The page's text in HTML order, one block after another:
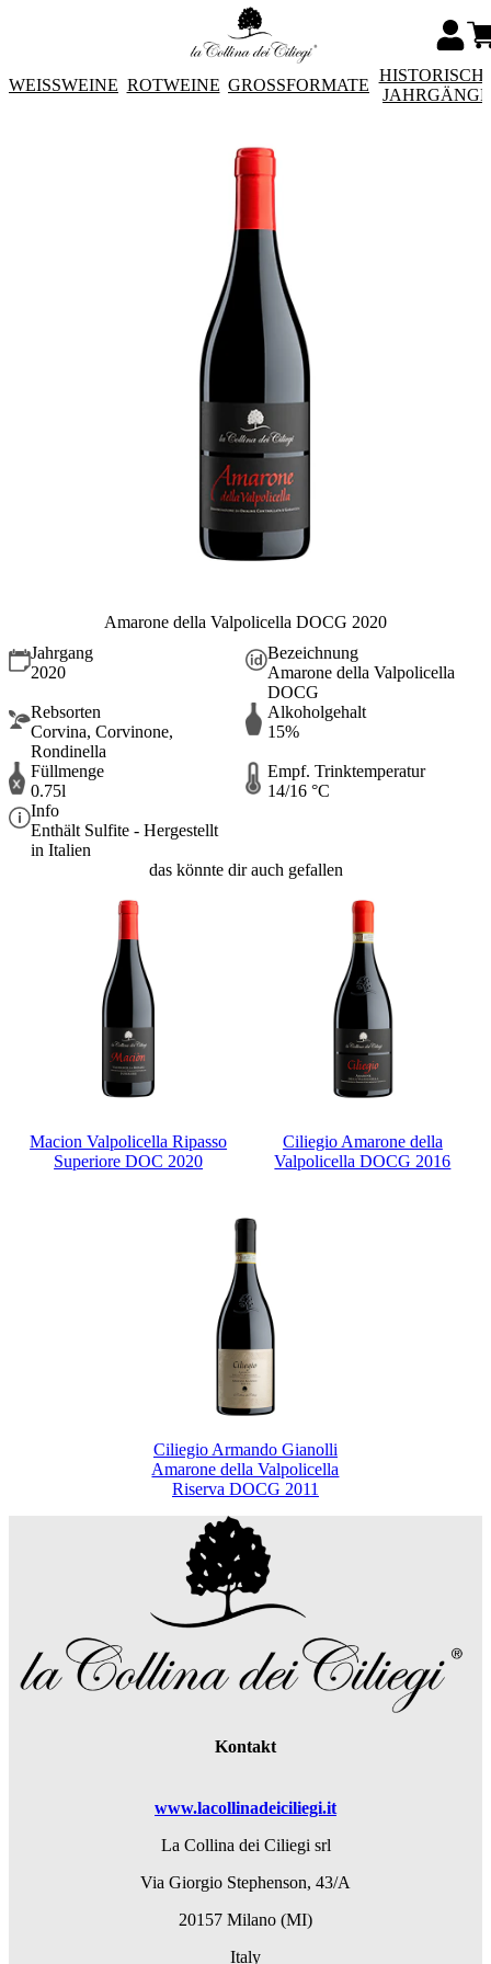
WEISSWEINE ROTWEINE GROSSFORMATE
JAHRGÄNGE
Amarone della Valpolicella DOCG 2020
Jahrgang
2020
Bezeichnung
Amarone della Valpolicella
DOCG
Rebsorten
Corvina, Corvinone,
Rondinella
Alkoholgehalt
15%
Füllmenge
0.75l
Empf. Trinktemperatur
14/16 °C
Info
Enthält Sulfite - Hergestellt
in Italien
das könnte dir auch gefallen
Macion Valpolicella Ripasso
Superiore DOC 2020
Ciliegio Amarone della
Valpolicella DOCG 2016
Ciliegio Armando Gianolli
Amarone della Valpolicella
Riserva DOCG 2011
Kontakt
www.lacollinadeiciliegi.it
La Collina dei Ciliegi srl
Via Giorgio Stephenson, 43/A
20157 Milano (MI)
Italy